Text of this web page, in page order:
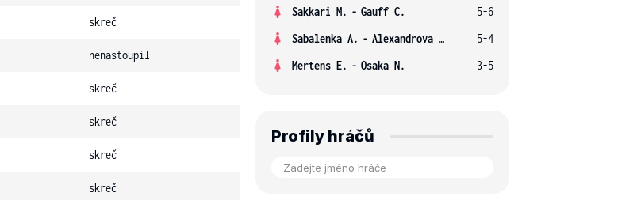
skreč
nenastoupil
skreč
skreč
skreč
skreč
Sakkari M. - Gauff C.
5-6
Sabalenka A. - Alexandrova E.
5-4
Mertens E. - Osaka N. 3-5
Profily hráčů